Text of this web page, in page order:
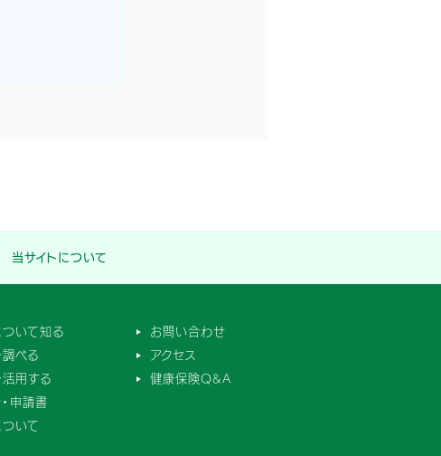
当サイトについて
いて知る
べる
用する
申請書
いて
お問い合わせ
アクセス
健康保険Q&A